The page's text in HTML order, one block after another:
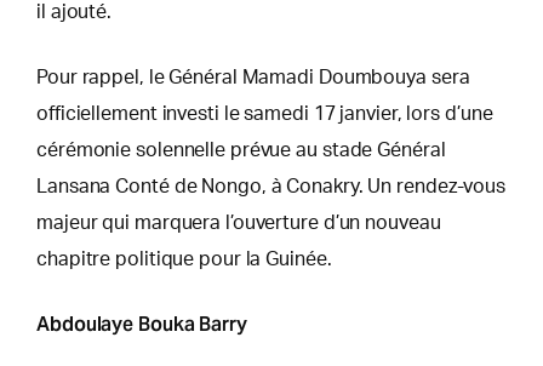
il ajouté.
Pour rappel, le Général Mamadi Doumbouya sera
officiellement investi le samedi 17 janvier, lors d’une
cérémonie solennelle prévue au stade Général
Lansana Conté de Nongo, à Conakry. Un rendez-vous
majeur qui marquera l’ouverture d’un nouveau
chapitre politique pour la Guinée.
Abdoulaye Bouka Barry